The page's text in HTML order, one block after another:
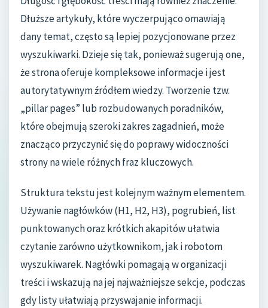
Dłuższe artykuły, które wyczerpująco omawiają
dany temat, często są lepiej pozycjonowane przez
wyszukiwarki. Dzieje się tak, ponieważ sugerują one,
że strona oferuje kompleksowe informacje i jest
autorytatywnym źródłem wiedzy. Tworzenie tzw.
„pillar pages” lub rozbudowanych poradników,
które obejmują szeroki zakres zagadnień, może
znacząco przyczynić się do poprawy widoczności
strony na wiele różnych fraz kluczowych.
Struktura tekstu jest kolejnym ważnym elementem.
Używanie nagłówków (H1, H2, H3), pogrubień, list
punktowanych oraz krótkich akapitów ułatwia
czytanie zarówno użytkownikom, jak i robotom
wyszukiwarek. Nagłówki pomagają w organizacji
treści i wskazują na jej najważniejsze sekcje, podczas
gdy listy ułatwiają przyswajanie informacji.